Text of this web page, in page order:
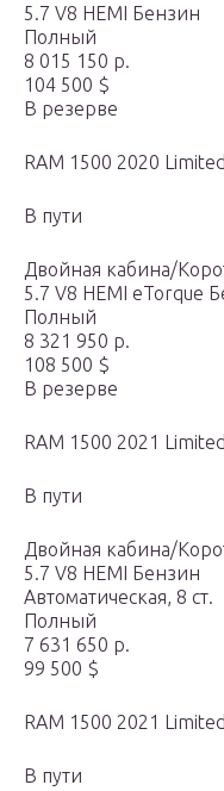
5.7 V8 HEMI Бензин
Полный
8 015 150 р.
104 500 $
В резерве
RAM 1500 2020 Limited
В пути
Двойная кабина/
5.7 V8 HEMI eTorque
Полный
8 321 950 р.
108 500 $
В резерве
RAM 1500 2021 Limited
В пути
Двойная кабина/
5.7 V8 HEMI Бензин
Автоматическая, 8 ст.
Полный
7 631 650 р.
99 500 $
RAM 1500 2021
В пути